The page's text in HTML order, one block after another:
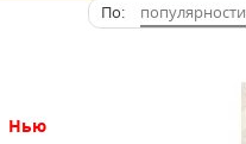
По: популярности
нью